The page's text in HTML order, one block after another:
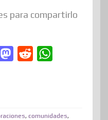
para compartirlo
M
o
i
s
, comunidades,